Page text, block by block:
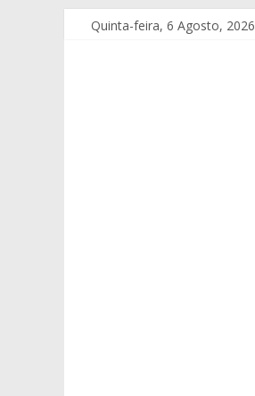
Quinta-feira, 6 Agosto, 2026